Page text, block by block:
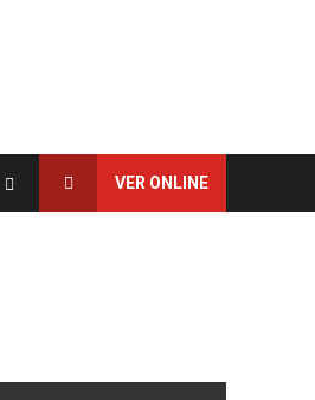
VER ONLINE